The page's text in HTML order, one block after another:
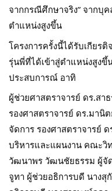
จากกรณีศึกษาจริง” จากบุค
ตำแหน่งสูงขึ้น
โครงการครั้งนี้ได้รับเกียร
รุ่นพี่ที่ได้เข้าสู่ตำแหน่งสูงขึ้
ประสบการณ์ อาทิ
ผู้ช่วยศาสตราจารย์ ดร.สา
รองศาสตราจารย์ ดร.มา
จัดการ รองศาสตราจารย์
บริหารและแผนงาน คณะวิ
วัฒนาพร วัฒนชัยธรรม ผู้จั
จูทา ผู้ช่วยอธิการบดี นาง